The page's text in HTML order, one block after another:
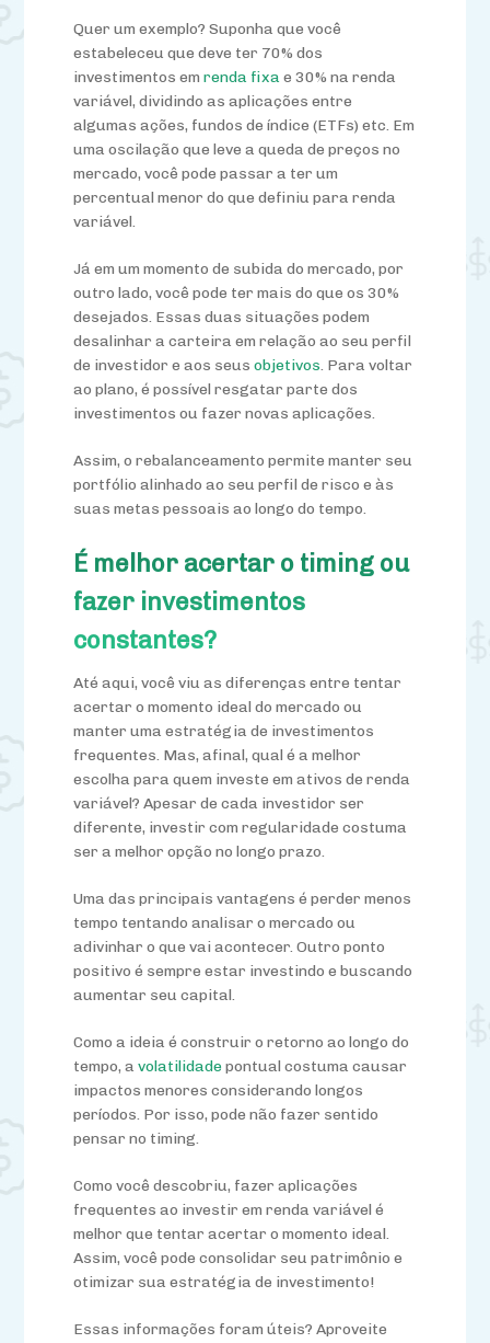
Quer um exemplo? Suponha que você
estabeleceu que deve ter 70% dos
investimentos emrenda fixae 30% na renda
variável, dividindo as aplicações entre
algumas ações, fundos de índice (ETFs) etc. Em
uma oscilação que leve a queda de preços no
mercado, você pode passar a ter um
percentual menor do que definiu para renda
variável.
Já em um momento de subida do mercado, por
outro lado, você pode ter mais do que os 30%
desejados. Essas duas situações podem
desalinhar a carteira em relação ao seu perfil
de investidor e aos seusobjetivos. Para voltar
ao plano, épossível resgatarparte dos
investimentos ou fazer novas aplicações.
Assim, o rebalanceamento permite manter seu
portfólio alinhado ao seu perfil de risco e às
suas metas pessoais ao longo do tempo.
É melhor acertar o timing ou
fazer investimentos
constantes?
Até aqui,você viu as diferenças entre tentar
acertar o momento ideal do mercado ou
manter uma estratégia de investimentos
frequentes. Mas, afinal, qual é a melhor
escolha para quem investe em ativos de renda
variável? Apesar de cada investidor ser
diferente, investir com regularidade costuma
ser a melhor opção no longo prazo.
Uma das principais vantagens é perder menos
tempo tentando analisar o mercado ou
adivinhar o que vai acontecer. Outro ponto
positivo é sempre estar investindo e buscando
aumentar seu capital.
Como a ideia é construir o retorno ao longo do
tempo, avolatilidadepontual costuma causar
impactos menores considerando longos
períodos. Por isso, pode não fazer sentido
pensar no timing.
Comovocê descobriu, fazer aplicações
frequentes ao investir em renda variável é
melhor que tentar acertar o momento ideal.
Assim,você pode consolidar seu patrimônio e
otimizar sua estratégia de investimento!
Essas informações foram úteis? Aproveite